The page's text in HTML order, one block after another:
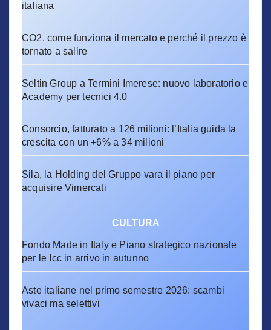
italiana
CO2, come funziona il mercato e perché il prezzo è
tornato a salire
Seltin Group a Termini Imerese: nuovo laboratorio e
Academy per tecnici 4.0
Consorcio, fatturato a 126 milioni: l’Italia guida la
crescita con un +6% a 34 milioni
Sila, la Holding del Gruppo vara il piano per
acquisire Vimercati
CULTURA
Fondo Made in Italy e Piano strategico nazionale
per le Icc in arrivo in autunno
Aste italiane nel primo semestre 2026: scambi
vivaci ma selettivi